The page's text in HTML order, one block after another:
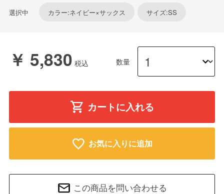
選択中 カラー:ネイビー×サックス サイズ:SS
￥ 5,830 数量
カートに入れる
お気に入りに追加
この商品を問い合わせる